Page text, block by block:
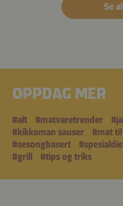
Se
OPPDAG MER
#alt #matvaretrender
#kikkoman sauser
#mat
#sesongbasert
#grill
#tips og triks